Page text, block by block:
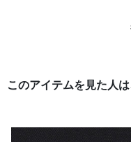
このアイテムを見た人